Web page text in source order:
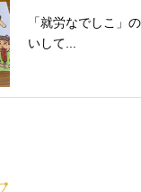
「就労なでしこ」
いして...